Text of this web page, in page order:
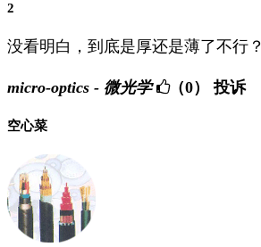
2
没看明白，到底是厚还是薄了不行？
micro-optics - 微光学 （0） 投诉
空心菜